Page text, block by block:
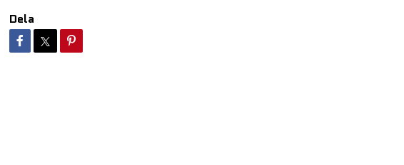
Dela